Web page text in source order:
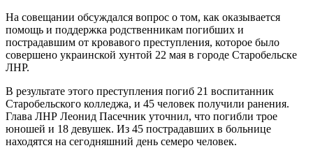
На совещании обсуждался вопрос о том, как оказывается
помощь и поддержка родственникам погибших и
пострадавшим от кровавого преступления, которое было
совершено украинской хунтой 22 мая в городе Старобельске
ЛНР.
В результате этого преступления погиб 21 воспитанник
Старобельского колледжа, и 45 человек получили ранения.
Глава ЛНР Леонид Пасечник уточнил, что погибли трое
юношей и 18 девушек. Из 45 пострадавших в больнице
находятся на сегодняшний день семеро человек.